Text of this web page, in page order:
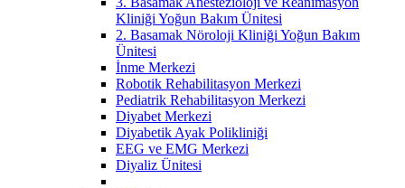
Kliniği Yoğun Bakım Ünitesi
2. Basamak Nöroloji Kliniği Yoğun Bakım
Ünitesi
İnme Merkezi
Robotik Rehabilitasyon Merkezi
Pediatrik Rehabilitasyon Merkezi
Diyabet Merkezi
Diyabetik Ayak Polikliniği
EEG ve EMG Merkezi
Diyaliz Ünitesi